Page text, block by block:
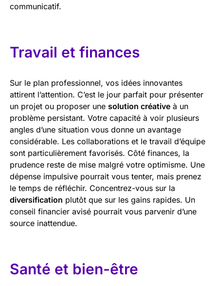
communicatif.
Travail et finances
Sur le plan professionnel, vos idées innovantes
attirent l’attention. C’est le jour parfait pour présenter
un projet ou proposer une solution créative à un
problème persistant. Votre capacité à voir plusieurs
angles d’une situation vous donne un avantage
considérable. Les collaborations et le travail d’équipe
sont particulièrement favorisés. Côté finances, la
prudence reste de mise malgré votre optimisme. Une
dépense impulsive pourrait vous tenter, mais prenez
le temps de réfléchir. Concentrez-vous sur la
diversification plutôt que sur les gains rapides. Un
conseil financier avisé pourrait vous parvenir d’une
source inattendue.
Santé et bien-être